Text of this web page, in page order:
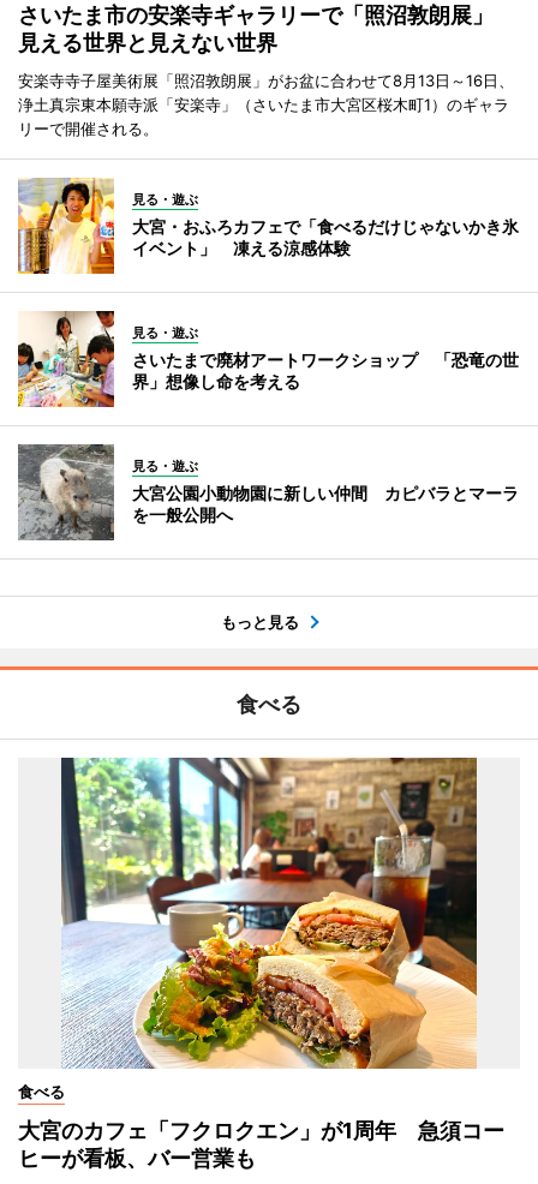
さいたま市の安楽寺ギャラリーで「照沼敦朗展」
見える世界と見えない世界
安楽寺寺子屋美術展「照沼敦朗展」がお盆に合わせて8月13日～16日、
浄土真宗東本願寺派「安楽寺」（さいたま市大宮区桜木町1）のギャラ
リーで開催される。
見る・遊ぶ
大宮・おふろカフェで「食べるだけじゃないかき氷
イベント」 凍える涼感体験
見る・遊ぶ
さいたまで廃材アートワークショップ 「恐竜の世
界」想像し命を考える
見る・遊ぶ
大宮公園小動物園に新しい仲間 カピバラとマーラ
を一般公開へ
もっと見る
食べる
食べる
大宮のカフェ「フクロクエン」が1周年 急須コー
ヒーが看板、バー営業も